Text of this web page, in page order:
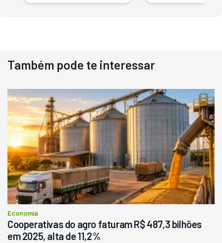
Também pode te interessar
Economia
Cooperativas do agro faturam R$ 487,3 bilhões
em 2025, alta de 11,2%